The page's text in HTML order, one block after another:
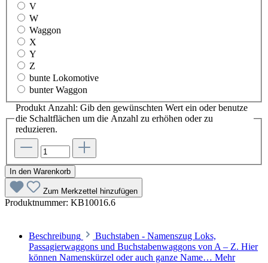
V
W
Waggon
X
Y
Z
bunte Lokomotive
bunter Waggon
Produkt Anzahl: Gib den gewünschten Wert ein oder benutze
die Schaltflächen um die Anzahl zu erhöhen oder zu
reduzieren.
In den Warenkorb
Zum Merkzettel hinzufügen
Produktnummer: KB10016.6
Beschreibung
Buchstaben - Namenszug Loks,
Passagierwaggons und Buchstabenwaggons von A – Z. Hier
können Namenskürzel oder auch ganze Name… Mehr